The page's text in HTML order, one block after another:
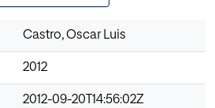
Castro, Oscar Luis
2012
2012-09-20T14:56:02Z